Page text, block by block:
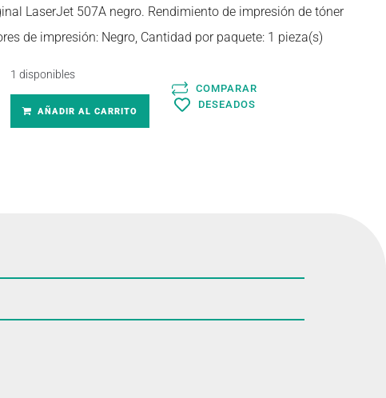
LaserJet 507A negro. Rendimiento de impresión de tóner
de impresión: Negro, Cantidad por paquete: 1 pieza(s)
1 disponibles
AÑADIR AL CARRITO
COMPARAR
DESEADOS